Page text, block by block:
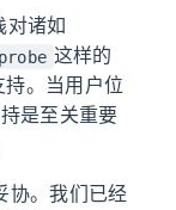
对诸如
这样的
。当用户位
是至关重要
协。我们已经